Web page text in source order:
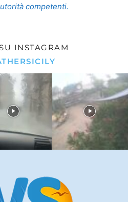
competenti.
INSTAGRAM